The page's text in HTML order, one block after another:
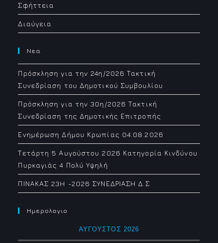
Σφήττεια
Διαύγεια
Νεα
Πρόσκληση για την 24η/2026 Τακτική
Συνεδρίαση του Δημοτικού Συμβουλίου
Πρόσκληση για την 30η/2026 Τακτική
Συνεδρίαση της Δημοτικής Επιτροπής
Ενημέρωση Δήμου Κρωπίας 04.08.2026
Τετάρτη 5 Αυγούστου 2026 Κατηγορία Κινδύνου
Πυρκαγιάς 4 Πολύ Υψηλή
ΠΙΝΑΚΑΣ 23H -2026 ΣΥΝΕΔΡΙΑΣΗ Δ.Σ
Ημερολογιο
ΑΎΓΟΥΣΤΟΣ 2026